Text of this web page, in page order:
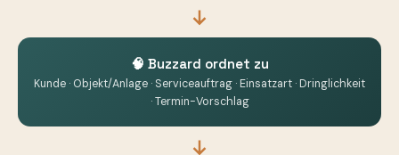
🧠 Buzzard ordnet zu
Kunde · Objekt/Anlage · Serviceauftrag · Einsatzart · Dringlichkeit
· Termin-Vorschlag